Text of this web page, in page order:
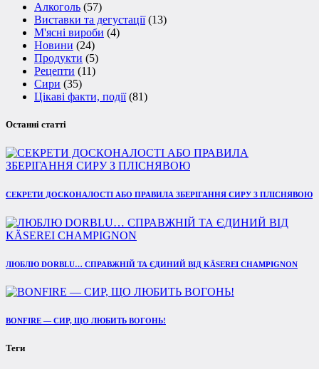
Алкоголь (57)
Виставки та дегустації(13)
М'ясні вироби (4)
Новини (24)
Продукти (5)
Рецепти (11)
Сири (35)
Цікаві факти, події(81)
Останні статті
СЕКРЕТИ ДОСКОНАЛОСТІ АБО ПРАВИЛА ЗБЕРІГАННЯ СИРУ З ПЛІСНЯВОЮ
ЛЮБЛЮ DORBLU… СПРАВЖНІЙ ТА ЄДИНИЙ ВІД KÄSEREI CHAMPIGNON
BONFIRE — СИР, ЩО ЛЮБИТЬ ВОГОНЬ!
Теги